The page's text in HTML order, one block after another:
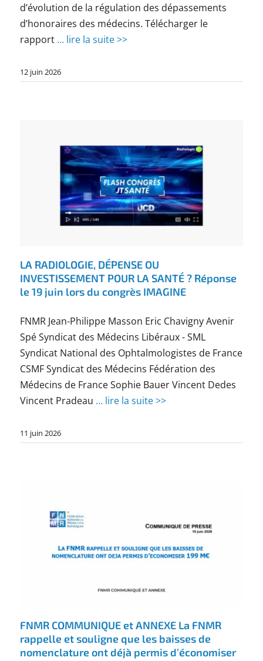
d’évolution de la régulation des dépassements
d’honoraires des médecins. Télécharger le
rapport ... lire la suite >>
12 juin 2026
LA RADIOLOGIE, DÉPENSE OU
INVESTISSEMENT POUR LA SANTÉ ? Réponse
le 19 juin lors du congrès IMAGINE
FNMR Jean-Philippe Masson Eric Chavigny Avenir
Spé Syndicat des Médecins Libéraux - SML
Syndicat National des Ophtalmologistes de France
CSMF Syndicat des Médecins Fédération des
Médecins de France Sophie Bauer Vincent Dedes
Vincent Pradeau ... lire la suite >>
11 juin 2026
FNMR COMMUNIQUE et ANNEXE La FNMR
rappelle et souligne que les baisses de
nomenclature ont déjà permis d’économiser